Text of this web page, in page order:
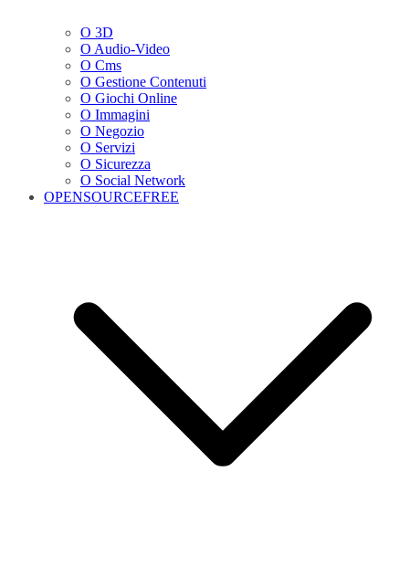
O 3D
O Audio-Video
O Cms
O Gestione Contenuti
O Giochi Online
O Immagini
O Negozio
O Servizi
O Sicurezza
O Social Network
OPENSOURCEFREE